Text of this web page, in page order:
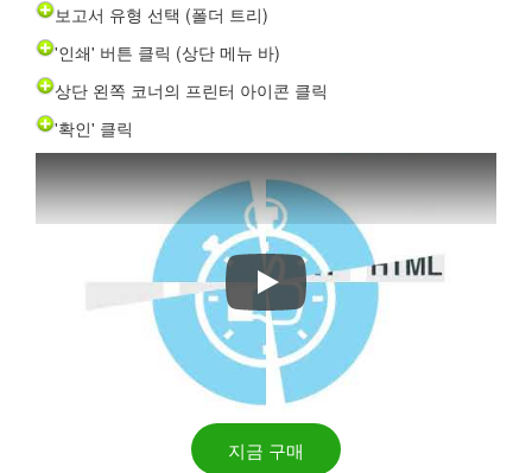
보고서 유형 선택 (폴더 트리)
'인쇄' 버튼 클릭 (상단 메뉴 바)
상단 왼쪽 코너의 프린터 아이콘 클릭
'확인' 클릭
폴더 트리 빠르고 쉽게 인쇄
지금 구매